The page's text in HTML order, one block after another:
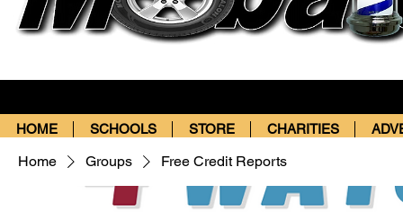
HOME SCHOOLS STORE CHARITIES
Home Groups Free Credit Reports